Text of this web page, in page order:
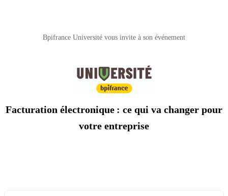
Bpifrance Université vous invite à son événement
Facturation électronique : ce qui va changer pour
votre entreprise